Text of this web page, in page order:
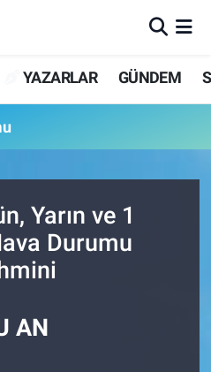
YAZARLAR GÜNDEM
Yarın ve 1
Durumu
AN
ve Fikstür